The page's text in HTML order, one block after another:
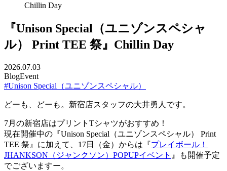
Chillin Day
『Unison Special（ユニゾンスペシャ
ル） Print TEE 祭』Chillin Day
2026.07.03
BlogEvent
#Unison Special（ユニゾンスペシャル）
どーも、どーも。新宿店スタッフの大井勇人です。
7月の新宿店はプリントTシャツがおすすめ！
現在開催中の『Unison Special（ユニゾンスペシャル） Print
TEE 祭』に加えて、17日（金）からは『プレイボール！
JHANKSON（ジャンクソン）POPUPイベント 』も開催予定
でございますー。